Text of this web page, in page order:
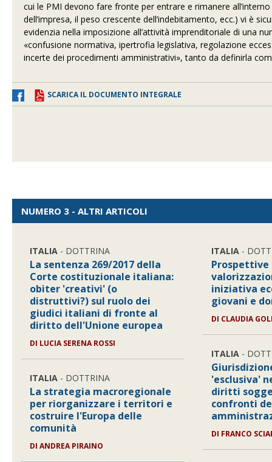
cui le PMI devono fare fronte per entrare e rimanere
dell’impresa, il peso crescente dell’indebitamento, ecc.) vi è
evidenzia nella imposizione all’attività imprenditoriale di una
«confusione normativa, ipertrofia legislativa, regolazione
incerte dei procedimenti amministrativi», tanto da definirla
SCARICA IL DOCUMENTO INTEGRALE
NUMERO 3 - ALTRI ARTICOLI
ITALIA - DOTTRINA
La sentenza 269/2017 della
Corte costituzionale italiana:
obiter 'creativi' (o
distruttivi?) sul ruolo dei
giudici italiani di fronte al
diritto dell'Unione europea
DI LUCIA SERENA ROSSI
ITALIA - DOTTRINA
La strategia macroregionale
per riorganizzare i territori e
costruire l'Europa delle
comunità
DIANDREA PIRAINO
ITALIA -
Prospettive
iniziativa
giovani e
DI CLAUDIA
ITALIA -
'esclusiva'
diritti
confronti
DI FRANCO